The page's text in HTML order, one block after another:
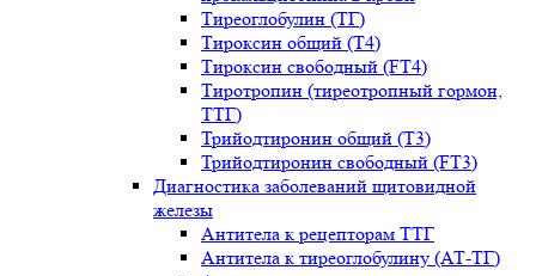
Тиреоглобулин (ТГ)
Тироксин общий (Т4)
Тироксин свободный (FT4)
Тиротропин (тиреотропный гормон,
ТТГ)
Трийодтиронин общий (Т3)
Трийодтиронин свободный (FT3)
Диагностика заболеваний щитовидной
железы
Антитела к рецепторам ТТГ
Антитела к тиреоглобулину (АТ-ТГ)